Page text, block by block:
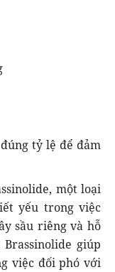
tỷ lệ để đảm
một loại
yếu trong việc
sầu riêng và hỗ
giúp
việc đối phó với